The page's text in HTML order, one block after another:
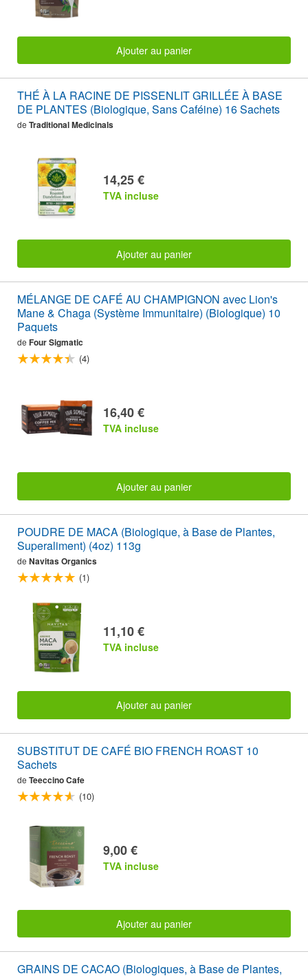
Ajouter au panier
THÉ À LA RACINE DE PISSENLIT GRILLÉE À BASE
DE PLANTES (Biologique, Sans Caféine) 16 Sachets
de Traditional Medicinals
14,25 €
TVA incluse
Ajouter au panier
MÉLANGE DE CAFÉ AU CHAMPIGNON avec Lion's
Mane & Chaga (Système Immunitaire) (Biologique) 10
Paquets
de Four Sigmatic
(4)
16,40 €
TVA incluse
Ajouter au panier
POUDRE DE MACA (Biologique, à Base de Plantes,
Superaliment) (4oz) 113g
de Navitas Organics
(1)
11,10 €
TVA incluse
Ajouter au panier
SUBSTITUT DE CAFÉ BIO FRENCH ROAST 10
Sachets
de Teeccino Cafe
(10)
9,00 €
TVA incluse
Ajouter au panier
GRAINS DE CACAO (Biologiques, à Base de Plantes,